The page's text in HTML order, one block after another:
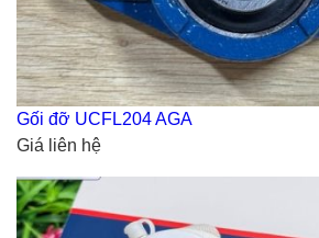
Gối đỡ UCFL204 AGA
Giá liên hệ